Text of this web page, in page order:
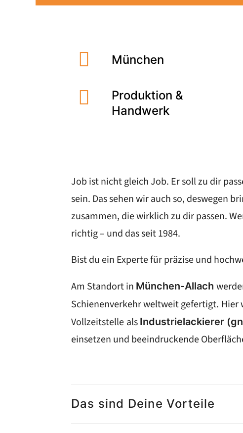
München
Produktion &
Handwerk
Job ist nicht gleich Job. Er soll zu dir
sein. Das sehen wir auch so, deswegen
zusammen, die wirklich zu dir passen.
richtig – und das seit 1984.
Bist du ein Experte für präzise und
Am Standort in München-Allach
Schienenverkehr weltweit gefertigt. Hier
Vollzeitstelle als Industrielackierer
einsetzen und beeindruckende
Das sind Deine Vorteile